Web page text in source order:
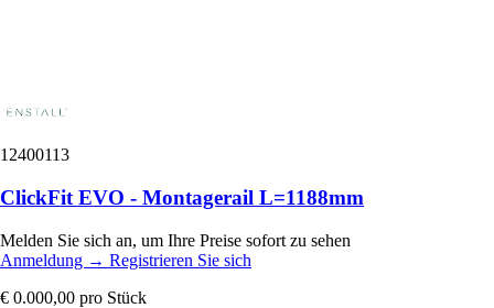
12400113
ClickFit EVO - Montagerail L=1188mm
Melden Sie sich an, um Ihre Preise sofort zu sehen
Anmeldung → Registrieren Sie sich
€ 0.000,00 pro Stück